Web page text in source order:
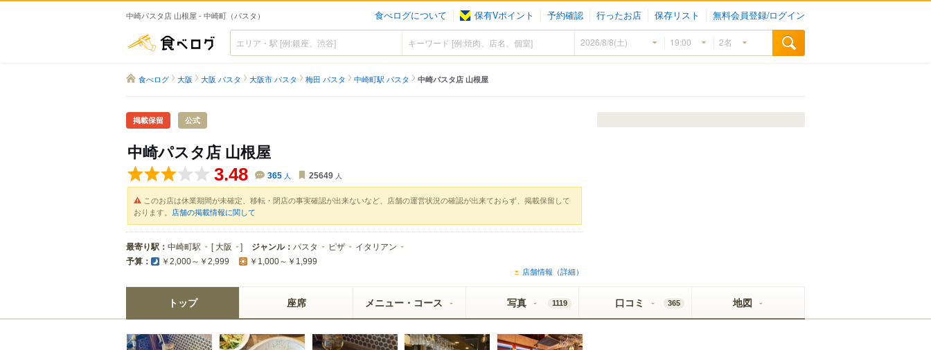
中崎パスタ店 山根屋 - 中崎町（パスタ） 食べログについて 保有Vポイント 予約確認 行ったお店 保存リスト 無料会員登録/ログイン
食べログ
食べログ 大阪 大阪 パスタ 大阪市 パスタ 梅田 パスタ 中崎町駅 パスタ 中崎パスタ店 山根屋
掲載保留 公式
中崎パスタ店 山根屋
3.48 365 人 25649 人
このお店は休業期間が未確定、移転・閉店の事実確認が出来ないなど、店舗の運営状況の確認が出来ておらず、掲載保留して
おります。 店舗の掲載情報に関して
最寄り駅： 中崎町駅 [ 大阪 ] ジャンル： パスタ ピザ イタリアン
予算： ￥2,000～￥2,999 ￥1,000～￥1,999
店舗情報（詳細）
トップ 座席 メニュー・コース 写真 1119 口コミ 365 地図